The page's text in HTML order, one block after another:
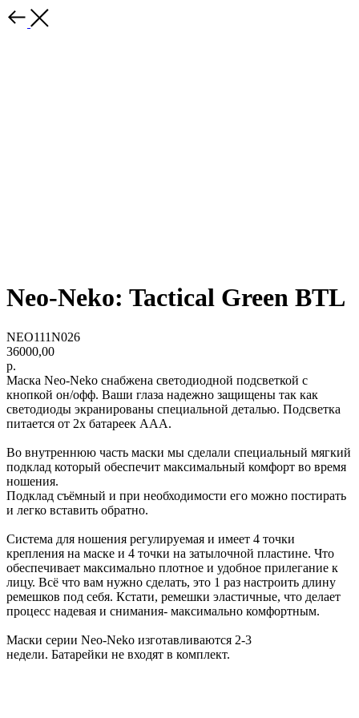
Neo-Neko: Tactical Green BTL
NEO111N026
36000,00
р.
Маска Neo-Neko снабжена светодиодной подсветкой с
кнопкой он/офф. Ваши глаза надежно защищены так как
светодиоды экранированы специальной деталью. Подсветка
питается от 2х батареек ААА.
Во внутреннюю часть маски мы сделали специальный мягкий
подклад который обеспечит максимальный комфорт во время
ношения.
Подклад съёмный и при необходимости его можно постирать
и легко вставить обратно.
Система для ношения регулируемая и имеет 4 точки
крепления на маске и 4 точки на затылочной пластине. Что
обеспечивает максимально плотное и удобное прилегание к
лицу. Всё что вам нужно сделать, это 1 раз настроить длину
ремешков под себя. Кстати, ремешки эластичные, что делает
процесс надевая и снимания- максимально комфортным.
Маски серии Neo-Neko изготавливаются 2-3
недели. Батарейки не входят в комплект.